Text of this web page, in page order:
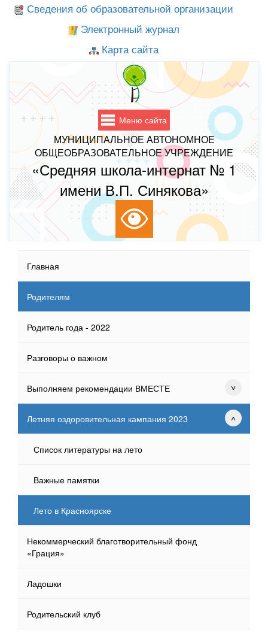
Сведения об образовательной организации
Электронный журнал
Карта сайта
Меню сайта
МУНИЦИПАЛЬНОЕ АВТОНОМНОЕ
ОБЩЕОБРАЗОВАТЕЛЬНОЕ УЧРЕЖДЕНИЕ
«Средняя школа-интернат № 1
имени В.П. Синякова»
Главная
Родителям
Родитель года - 2022
Разговоры о важном
Выполняем рекомендации ВМЕСТЕ
Летняя оздоровительная кампания 2023
Список литературы на лето
Важные памятки
Лето в Красноярске
Некоммерческий благотворительный фонд
«Грация»
Ладошки
Родительский клуб